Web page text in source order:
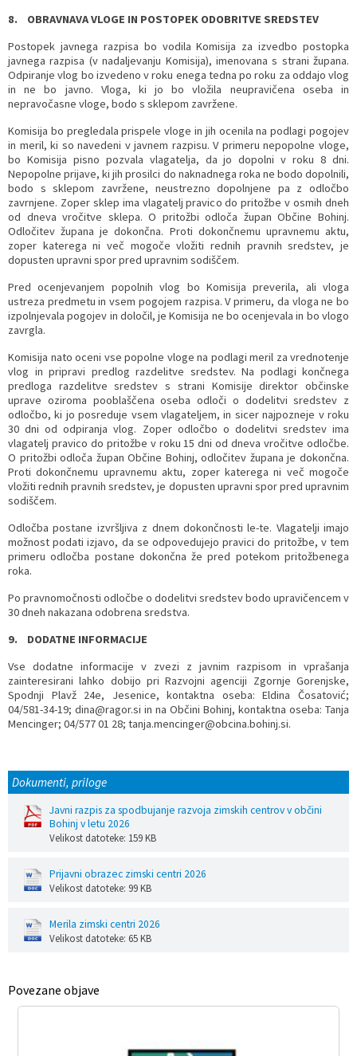
8.
OBRAVNAVA VLOGE IN POSTOPEK ODOBRITVE SREDSTEV
Postopek javnega razpisa bo vodila Komisija za izvedbo postopka
javnega razpisa (v nadaljevanju Komisija), imenovana s strani župana.
Odpiranje vlog bo izvedeno v roku enega tedna po roku za oddajo vlog
in ne bo javno. Vloga, ki jo bo vložila neupravičena oseba in
nepravočasne vloge, bodo s sklepom zavržene.
Komisija bo pregledala prispele vloge in jih ocenila na podlagi pogojev
in meril, ki so navedeni v javnem razpisu. V primeru nepopolne vloge,
bo Komisija pisno pozvala vlagatelja, da jo dopolni v roku 8 dni.
Nepopolne prijave, ki jih prosilci do naknadnega roka ne bodo dopolnili,
bodo s sklepom zavržene, neustrezno dopolnjene pa z odločbo
zavrnjene. Zoper sklep ima vlagatelj pravico do pritožbe v osmih dneh
od dneva vročitve sklepa. O pritožbi odloča župan Občine Bohinj.
Odločitev župana je dokončna. Proti dokončnemu upravnemu aktu,
zoper katerega ni več mogoče vložiti rednih pravnih sredstev, je
dopusten upravni spor pred upravnim sodiščem.
Pred ocenjevanjem popolnih vlog bo Komisija preverila, ali vloga
ustreza predmetu in vsem pogojem razpisa. V primeru, da vloga ne bo
izpolnjevala pogojev in določil, je Komisija ne bo ocenjevala in bo vlogo
zavrgla.
Komisija nato oceni vse popolne vloge na podlagi meril za vrednotenje
vlog in pripravi predlog razdelitve sredstev. Na podlagi končnega
predloga razdelitve sredstev s strani Komisije direktor občinske
uprave oziroma pooblaščena oseba odloči o dodelitvi sredstev z
odločbo, ki jo posreduje vsem vlagateljem, in sicer najpozneje v roku
30 dni od odpiranja vlog. Zoper odločbo o dodelitvi sredstev ima
vlagatelj pravico do pritožbe v roku 15 dni od dneva vročitve odločbe.
O pritožbi odloča župan Občine Bohinj, odločitev župana je dokončna.
Proti dokončnemu upravnemu aktu, zoper katerega ni več mogoče
vložiti rednih pravnih sredstev, je dopusten upravni spor pred upravnim
sodiščem.
Odločba postane izvršljiva z dnem dokončnosti le-te. Vlagatelji imajo
možnost podati izjavo, da se odpovedujejo pravici do pritožbe, v tem
primeru odločba postane dokončna že pred potekom pritožbenega
roka.
Po pravnomočnosti odločbe o dodelitvi sredstev bodo upravičencem v
30 dneh nakazana odobrena sredstva.
9. DODATNE INFORMACIJE
Vse dodatne informacije v zvezi z javnim razpisom in vprašanja
zainteresirani lahko dobijo pri Razvojni agenciji Zgornje Gorenjske,
Spodnji Plavž 24e, Jesenice, kontaktna oseba: Eldina Čosatović;
04/581-34-19; dina@ragor.si in na Občini Bohinj, kontaktna oseba: Tanja
Mencinger; 04/577 01 28; tanja.mencinger@obcina.bohinj.si.
Dokumenti, priloge
Javni razpis za spodbujanje razvoja zimskih centrov v občini
Bohinj v letu 2026
Velikost datoteke: 159 KB
Prijavni obrazec zimski centri 2026
Velikost datoteke: 99 KB
Merila zimski centri 2026
Velikost datoteke: 65 KB
Povezane objave